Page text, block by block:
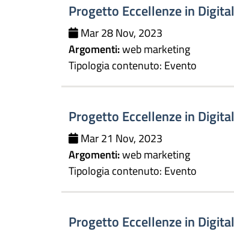
Progetto Eccellenze in
Mar 28 Nov, 2023
Argomenti:web marketing
Tipologia contenuto: Evento
Progetto Eccellenze in
Mar 21 Nov, 2023
Argomenti:web marketing
Tipologia contenuto: Evento
Progetto Eccellenze in